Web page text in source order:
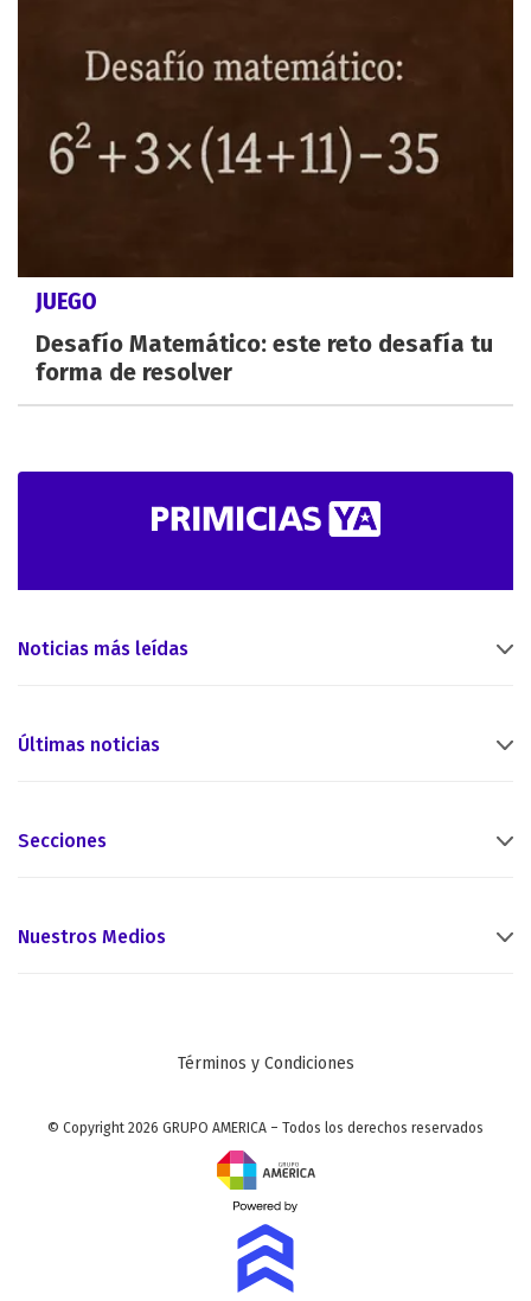
JUEGO
Desafío Matemático: este reto desafía tu
forma de resolver
Noticias más leídas
Últimas noticias
Secciones
Nuestros Medios
Términos y Condiciones
© Copyright 2026 GRUPO AMERICA – Todos los derechos reservados